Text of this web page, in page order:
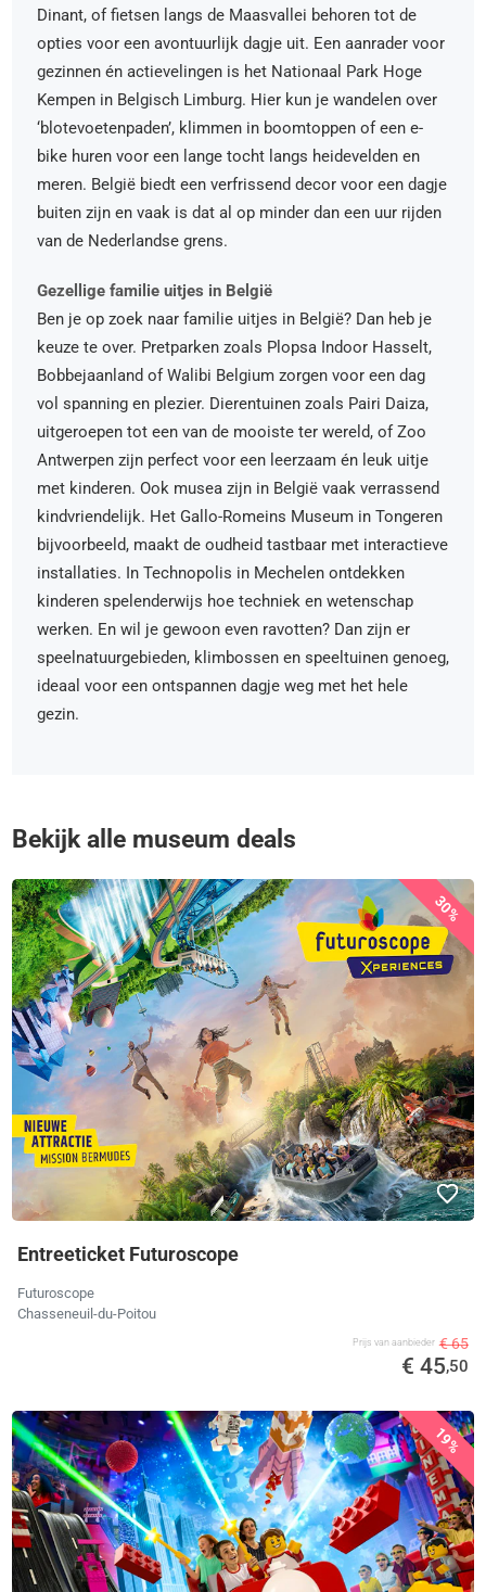
Dinant, of fietsen langs de Maasvallei behoren tot de
opties voor een avontuurlijk dagje uit. Een aanrader voor
gezinnen én actievelingen is het Nationaal Park Hoge
Kempen in Belgisch Limburg. Hier kun je wandelen over
‘blotevoetenpaden’, klimmen in boomtoppen of een e-
bike huren voor een lange tocht langs heidevelden en
meren. België biedt een verfrissend decor voor een dagje
buiten zijn en vaak is dat al op minder dan een uur rijden
van de Nederlandse grens.
Gezellige familie uitjes in België
Ben je op zoek naar familie uitjes in België? Dan heb je
keuze te over. Pretparken zoals Plopsa Indoor Hasselt,
Bobbejaanland of Walibi Belgium zorgen voor een dag
vol spanning en plezier. Dierentuinen zoals Pairi Daiza,
uitgeroepen tot een van de mooiste ter wereld, of Zoo
Antwerpen zijn perfect voor een leerzaam én leuk uitje
met kinderen. Ook musea zijn in België vaak verrassend
kindvriendelijk. Het Gallo-Romeins Museum in Tongeren
bijvoorbeeld, maakt de oudheid tastbaar met interactieve
installaties. In Technopolis in Mechelen ontdekken
kinderen spelenderwijs hoe techniek en wetenschap
werken. En wil je gewoon even ravotten? Dan zijn er
speelnatuurgebieden, klimbossen en speeltuinen genoeg,
ideaal voor een ontspannen dagje weg met het hele
gezin.
Bekijk alle museum deals
30%
Entreeticket Futuroscope
Futuroscope
Chasseneuil-du-Poitou
Prijs van aanbieder € 65
€ 45,50
19%